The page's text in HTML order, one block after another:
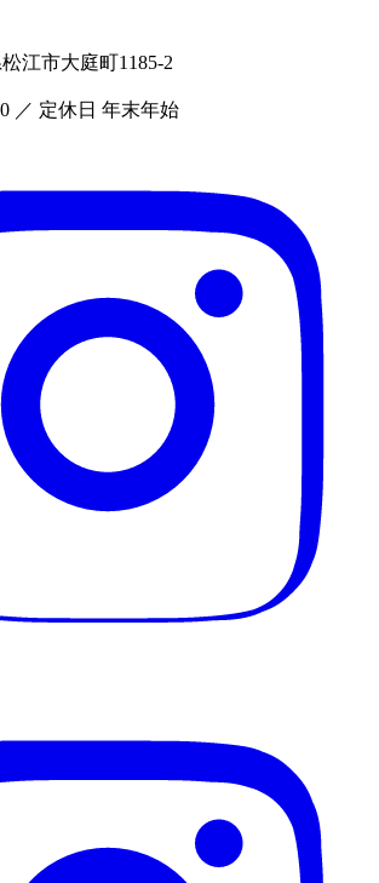
江市大庭町1185-2
／ 定休日 年末年始